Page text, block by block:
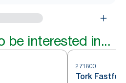
be interested in...
271800
Tork